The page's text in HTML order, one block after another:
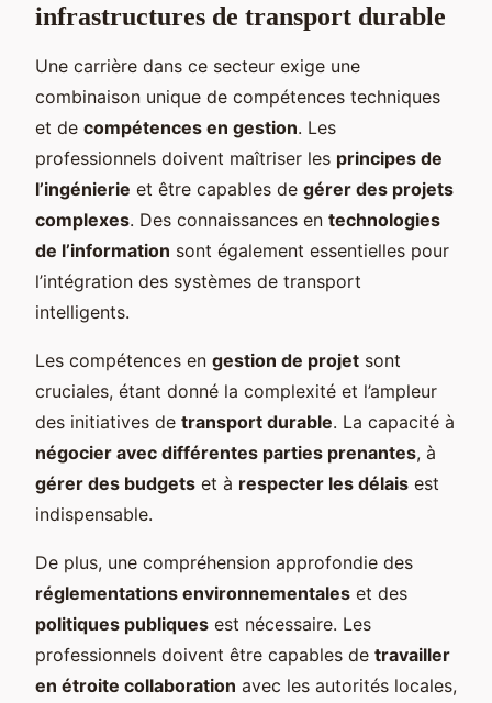
infrastructures de transport durable
Une carrière dans ce secteur exige une
combinaison unique de compétences techniques
et de compétences en gestion. Les
professionnels doivent maîtriser les principes de
l’ingénierie et être capables de gérer des projets
complexes. Des connaissances en technologies
de l’information sont également essentielles pour
l’intégration des systèmes de transport
intelligents.
Les compétences en gestion de projet sont
cruciales, étant donné la complexité et l’ampleur
des initiatives de transport durable. La capacité à
négocier avec différentes parties prenantes, à
gérer des budgets et à respecter les délais est
indispensable.
De plus, une compréhension approfondie des
réglementations environnementales et des
politiques publiques est nécessaire. Les
professionnels doivent être capables de travailler
en étroite collaboration avec les autorités locales,